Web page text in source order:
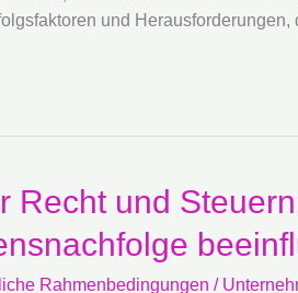
und
Recht und
Rahmenbedingungen /